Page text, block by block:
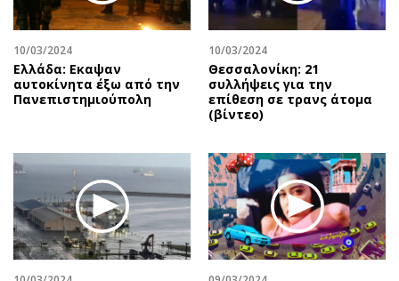
10/03/2024
Ελλάδα: Εκαψαν
αυτοκίνητα έξω από την
Πανεπιστημιούπολη
10/03/2024
Θεσσαλονίκη: 21
συλλήψεις για την
επίθεση σε τρανς άτομα
(βίντεο)